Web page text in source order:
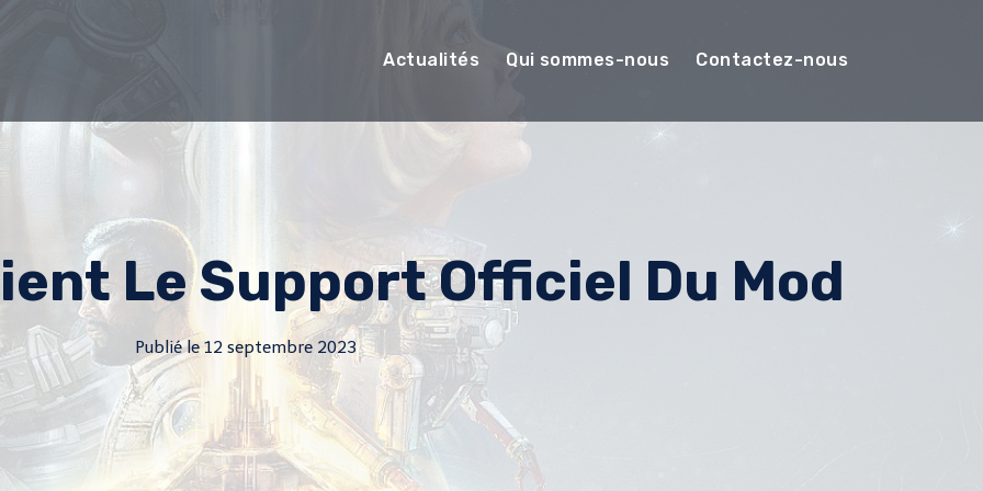
Actualités Qui sommes-nous Contactez-nous
Le Support Officiel Du Mod
Publié le 12 septembre 2023